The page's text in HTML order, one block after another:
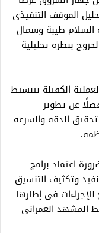
الموقف التنفيذي
السلام طيبة وشمال
بنظرة تحليلية
الكفيلة بتبسيط
عن تطوير
الدقة والسرعة
اعتماد برامج
وتكثيف التنسيق
في إطارها
المشهد العمراني